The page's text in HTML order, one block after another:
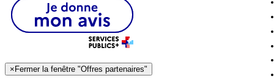
× Fermer la fenêtre "Offres partenaires"